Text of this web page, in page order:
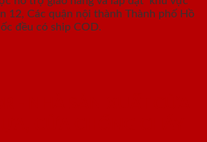
12, Các quận nội thành Thành phố Hồ
đều có ship COD.